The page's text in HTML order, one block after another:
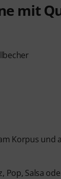
mit
Korpus und
Pop, Salsa